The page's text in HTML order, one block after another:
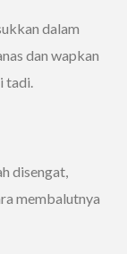
dalam
dan wapkan
tadi.
disengat,
membalutnya